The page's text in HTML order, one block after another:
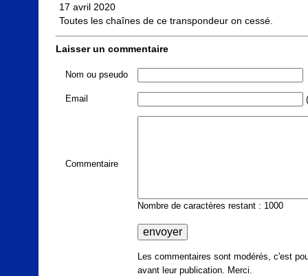
17 avril 2020
Toutes les chaînes de ce transpondeur on cessé.
Laisser un commentaire
Nom ou pseudo
Email
Commentaire
Nombre de caractères restant : 1000
Les commentaires sont modérés, c'est
avant leur publication. Merci.